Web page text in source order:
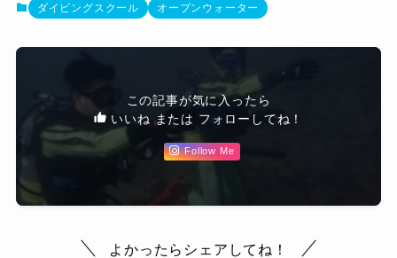
ダイビングスクール オープンウォーター
この記事が気に入ったら
いいね または フォローしてね！
Follow Me
よかったらシェアしてね！